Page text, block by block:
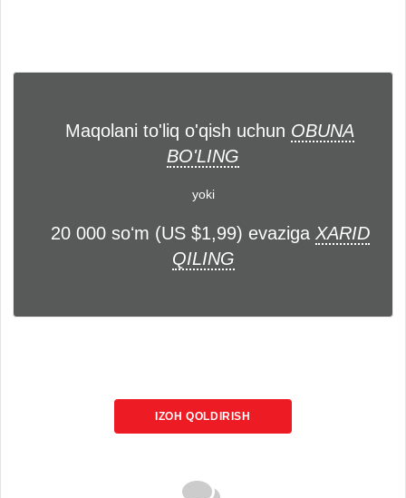
Maqolani to'liq o'qish uchun OBUNA
BO'LING
yoki
20 000 soʻm (US $1,99) evaziga XARID
QILING
IZOH QOLDIRISH